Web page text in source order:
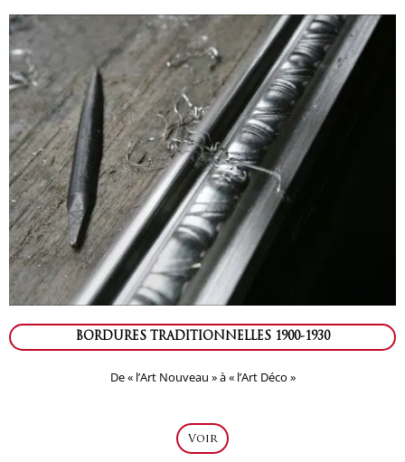
BORDURES TRADITIONNELLES 1900-1930
De « l’Art Nouveau » à « l’Art Déco »
Voir